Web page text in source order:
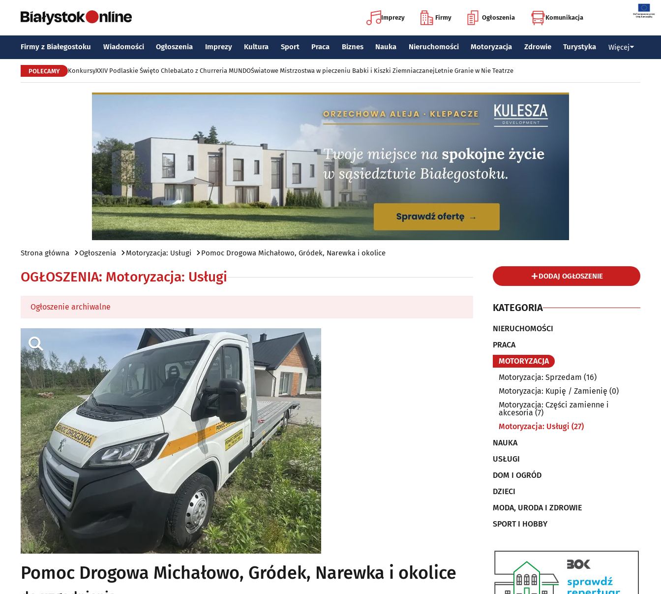
Imprezy Firmy Ogłoszenia Komunikacja
Firmy z Białegostoku Wiadomości Ogłoszenia Imprezy Kultura Sport Praca Biznes Nauka Nieruchomości Motoryzacja Zdrowie Turystyka Więcej
POLECAMY KonkursyXXIV Podlaskie Święto ChlebaLato z Churreria MUNDOŚwiatowe Mistrzostwa w pieczeniu Babki i Kiszki ZiemniaczanejLetnie Granie w Nie Teatrze
Strona główna Ogłoszenia Motoryzacja: Usługi Pomoc Drogowa Michałowo, Gródek, Narewka i okolice
OGŁOSZENIA: Motoryzacja: Usługi
Ogłoszenie archiwalne
Pomoc Drogowa Michałowo, Gródek, Narewka i okolice
DODAJ OGŁOSZENIE
KATEGORIA
NIERUCHOMOŚCI
PRACA
MOTORYZACJA
Motoryzacja: Sprzedam (16)
Motoryzacja: Kupię / Zamienię (0)
Motoryzacja: Części zamienne i
akcesoria (7)
Motoryzacja: Usługi (27)
NAUKA
USŁUGI
DOM I OGRÓD
DZIECI
MODA, URODA I ZDROWIE
SPORT I HOBBY